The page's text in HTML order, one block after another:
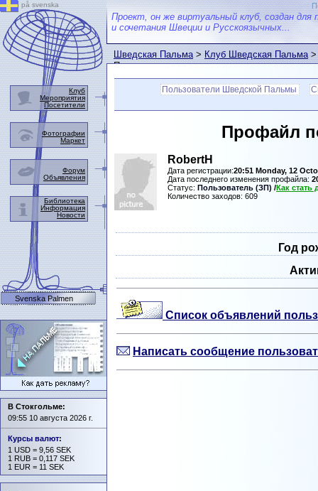
Проект, он же виртуальный клуб, создан для
и сочетания Швеции и Русскоязычных...
Шведская Пальма>Клуб Шведская Пальма>
Пальмы
Пользователи Шведской Пальмы
Профайл
RobertH
Дата регистрации:20:51 Monday, 12
Дата последнего изменения профайла:
Статус: Пользователь (ЗП) /Как
Количество заходов: 609
Год
Список объявлений
Написать сообщение
på svenska
Клуб
Мероприятия
Посетители
Фотографии
Маркет
Форум
Объявления
Библиотека
Информация
Новости
Svenska Palmen
В Стокгольме:
09:55 10 августа 2026 г.
Курсы валют:
1 USD = 9,56 SEK
1 RUB = 0,117 SEK
1 EUR = 11 SEK